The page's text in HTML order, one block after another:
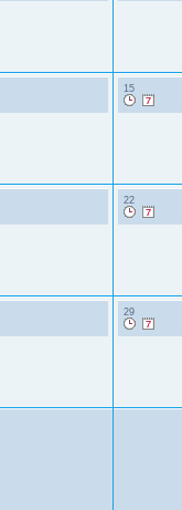
15
22
29